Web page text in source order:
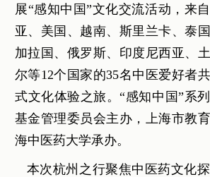
展“感知中国”文化交流活动，来
亚、美国、越南、斯里兰卡、泰
加拉国、俄罗斯、印度尼西亚、
尔等12个国家的35名中医爱好者
式文化体验之旅。“感知中国”系
基金管理委员会主办，上海市教
海中医药大学承办。
本次杭州之行聚焦中医药文化